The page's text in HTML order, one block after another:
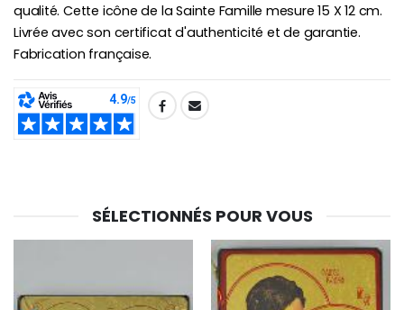
qualité. Cette icône de la Sainte Famille mesure 15 X 12 cm.
Livrée avec son certificat d'authenticité et de garantie.
Fabrication française.
SHARE:
SÉLECTIONNÉS POUR VOUS